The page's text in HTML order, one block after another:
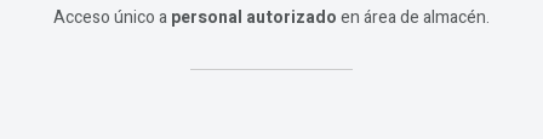
Acceso único apersonal autorizadoen área de almacén.